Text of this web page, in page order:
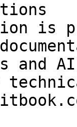
is
and